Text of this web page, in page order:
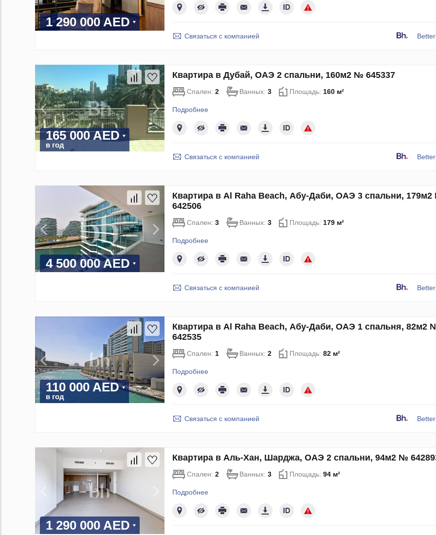
1 290 000 AED
Связаться с компанией
165 000 AED
в год
Квартира в Дубай, ОАЭ 2 спальни, 160м2 № 645337
Спален:2 Ванных:3 Площадь: 160 м²
Подробнее
Связаться с компанией
4 500 000 AED
Квартира в Al Raha Beach, Абу-Даби, ОАЭ 3 спальни,
642506
Спален:3 Ванных:3 Площадь: 179 м²
Подробнее
Связаться с компанией
110 000 AED
в год
Квартира в Al Raha Beach, Абу-Даби, ОАЭ 1 спальня, 82м2
642535
Спален: 1 Ванных:2 Площадь:82 м²
Подробнее
Связаться с компанией
1 290 000 AED
Квартира в Аль-Хан, Шарджа, ОАЭ 2 спальни, 94м2 №
Спален:2 Ванных:3 Площадь:94 м²
Подробнее